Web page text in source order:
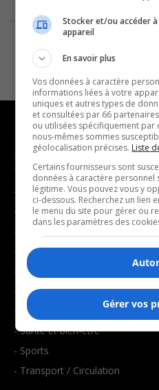
NOUVELLES
- Affaires municipales
- Communauté / Social
- Culture
- Économie
- Éducation
- Environnement
- Faits divers
- Santé et bien-être
- Sports
- Transport / Circulation
Stocker et/ou accéder
appareil
En savoir plus
Vos données à caractère
informations liées à votre
uniques et autres types de
et consultées par 66
ou utilisées spécifiquement par
nous-mêmes sommes
géolocalisation précises. Liste
Certains fournisseurs sont
données à caractère personnel
légitime. Vous pouvez vous y
ci-dessous. Recherchez un lien
le menu du site pour gérer ou
dans les paramètres des
Gérer vos